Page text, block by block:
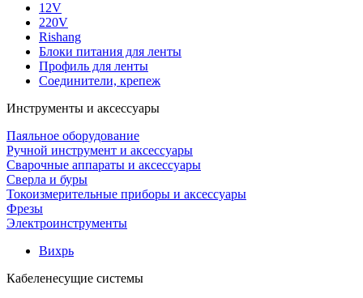
12V
220V
Rishang
Блоки питания для ленты
Профиль для ленты
Соединители, крепеж
Инструменты и аксессуары
Паяльное оборудование
Ручной инструмент и аксессуары
Сварочные аппараты и аксессуары
Сверла и буры
Токоизмерительные приборы и аксессуары
Фрезы
Электроинструменты
Вихрь
Кабеленесущие системы